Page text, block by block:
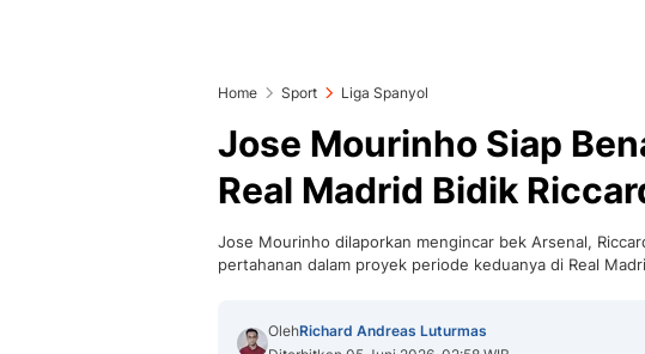
Home Sport Liga Spanyol
Jose Mourinho Siap
Real Madrid Bidik
Jose Mourinho dilaporkan mengincar bek Arsenal,
pertahanan dalam proyek periode keduanya di Real
OlehRichard Andreas Luturmas